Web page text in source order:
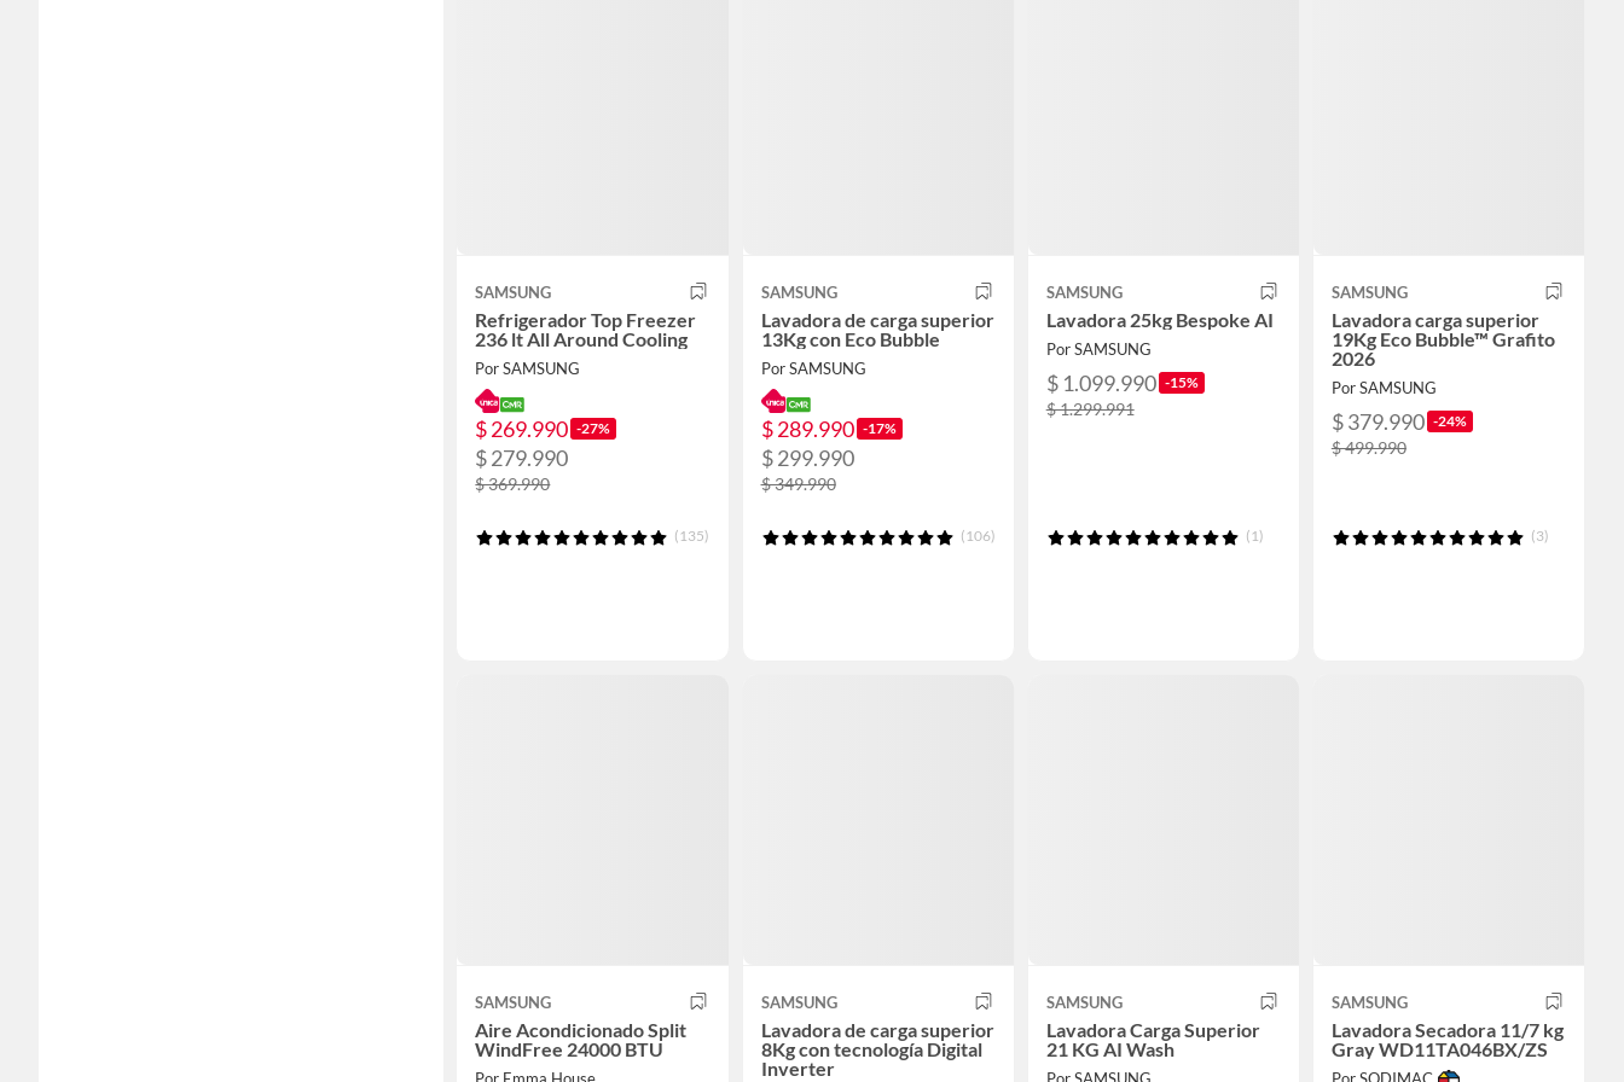
SAMSUNG
Refrigerador Top Freezer
236 lt All Around Cooling
Por SAMSUNG
$ 269.990 -27%
$ 279.990
$ 369.990
(135)
SAMSUNG
Lavadora de carga superior
13Kg con Eco Bubble
Por SAMSUNG
$ 289.990 -17%
$ 299.990
$ 349.990
(106)
SAMSUNG
Lavadora 25kg Bespoke AI
Por SAMSUNG
$ 1.099.990 -15%
$ 1.299.991
(1)
SAMSUNG
Lavadora carga superior
19Kg Eco Bubble™ Grafito
2026
Por SAMSUNG
$ 379.990 -24%
$ 499.990
(3)
SAMSUNG
Aire Acondicionado Split
WindFree 24000 BTU
Por Emma House
SAMSUNG
Lavadora de carga superior
8Kg con tecnología Digital
Inverter
SAMSUNG
Lavadora Carga Superior
21 KG AI Wash
Por SAMSUNG
SAMSUNG
Lavadora Secadora 11/7 kg
Gray WD11TA046BX/ZS
Por SODIMAC